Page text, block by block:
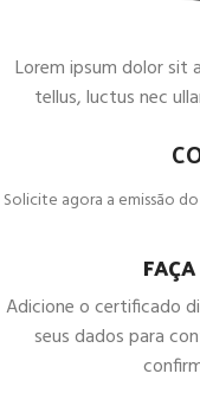
Lorem ipsum dolor sit
tellus, luctus nec
Solicite agora a emissão
Adicione o certificado
seus dados para